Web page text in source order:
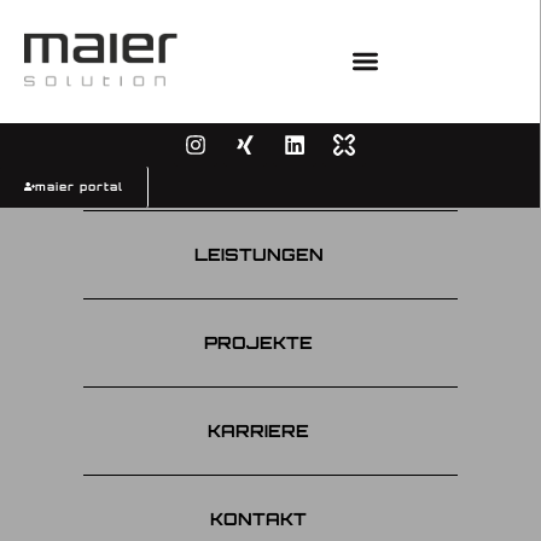
maier portal
LEISTUNGEN
PROJEKTE
KARRIERE
KONTAKT